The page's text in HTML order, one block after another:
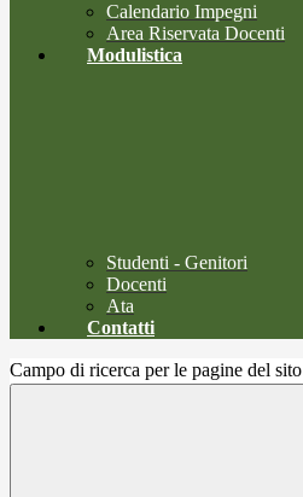
Calendario Impegni
Area Riservata Docenti
Modulistica
Studenti - Genitori
Docenti
Ata
Contatti
Campo di ricerca per le pagine del sito